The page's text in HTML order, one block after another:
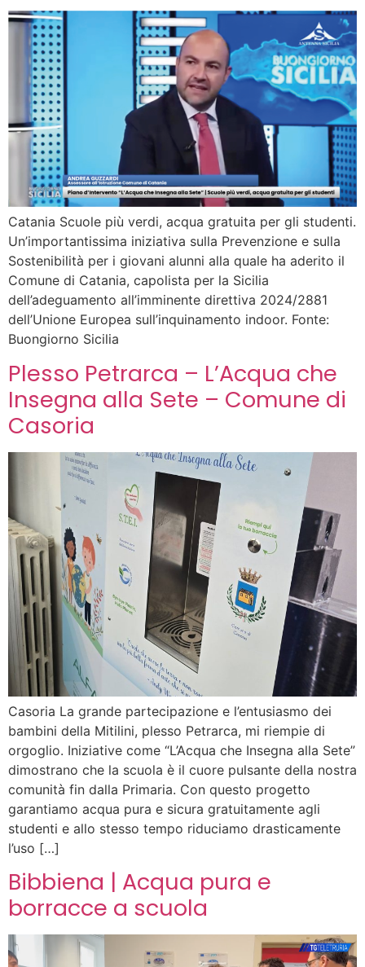
Catania Scuole più verdi, acqua gratuita per gli studenti.
Un’importantissima iniziativa sulla Prevenzione e sulla
Sostenibilità per i giovani alunni alla quale ha aderito il
Comune di Catania, capolista per la Sicilia
dell’adeguamento all’imminente direttiva 2024/2881
dell’Unione Europea sull’inquinamento indoor. Fonte:
Buongiorno Sicilia
Plesso Petrarca – L’Acqua che
Insegna alla Sete – Comune di
Casoria
Casoria La grande partecipazione e l’entusiasmo dei
bambini della Mitilini, plesso Petrarca, mi riempie di
orgoglio. Iniziative come “L’Acqua che Insegna alla Sete”
dimostrano che la scuola è il cuore pulsante della nostra
comunità fin dalla Primaria. Con questo progetto
garantiamo acqua pura e sicura gratuitamente agli
studenti e allo stesso tempo riduciamo drasticamente
l’uso […]
Bibbiena | Acqua pura e
borracce a scuola